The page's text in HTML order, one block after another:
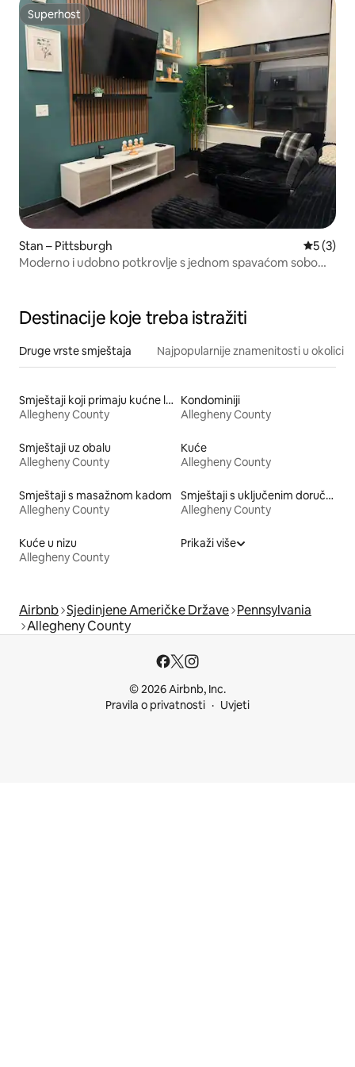
Superhost
Superhost
Stan – Pittsburgh
5 (3)
Moderno i udobno potkrovlje s jednom spavaćom sobom
Destinacije koje treba istražiti
Druge vrste smještaja Najpopularnije znamenitosti u okolici
Smještaji koji primaju kućne ljubimce
Allegheny County
Kondominiji
Allegheny County
Smještaji uz obalu
Allegheny County
Kuće
Allegheny County
Smještaji s masažnom kadom
Allegheny County
Smještaji s uključenim doručkom
Allegheny County
Kuće u nizu
Allegheny County
Prikaži više
Airbnb Sjedinjene Američke Države Pennsylvania
Allegheny County
© 2026 Airbnb, Inc.
Pravila o privatnosti
Uvjeti